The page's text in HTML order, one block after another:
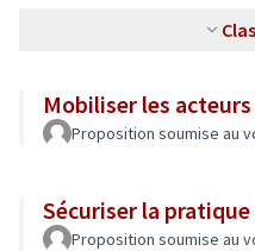
Mobiliser les
Proposition soumise au
Sécuriser la
Proposition soumise au